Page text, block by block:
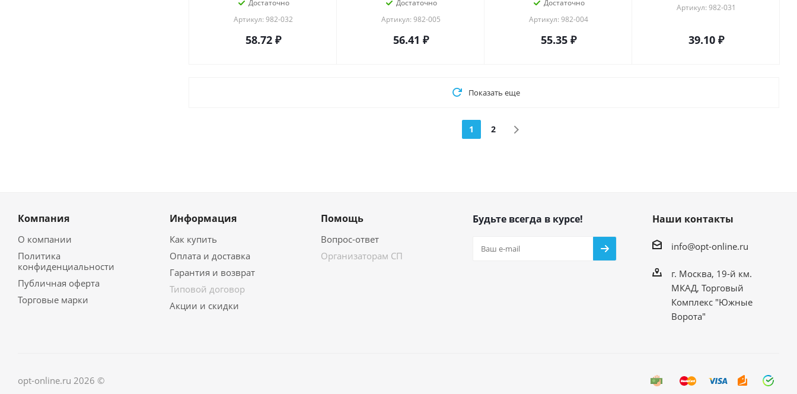
Достаточно
Артикул: 982-032
58.72₽
Достаточно
Артикул: 982-005
56.41 ₽
Достаточно
Артикул: 982-004
55.35₽
Артикул: 982-031
39.10₽
Показать еще
1 2
Компания
О компании
Политика
конфиденциальности
Публичная оферта
Торговые марки
Информация
Как купить
Оплата и доставка
Гарантия и возврат
Типовой договор
Акции и скидки
Помощь
Вопрос-ответ
Организаторам СП
Будьте всегда в курсе! Наши контакты
info@opt-online.ru
г. Москва, 19-й км.
МКАД, Торговый
Комплекс "Южные
Ворота"
opt-online.ru 2026 ©